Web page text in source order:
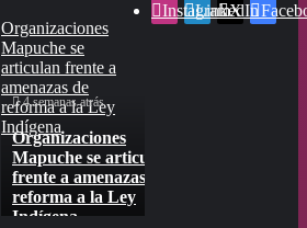
X
LinkedIn
Instagram
Organizaciones
Mapuche se
articulan frente a
amenazas de
reforma a la Ley
Indígena
4 semanas atrás
Organizaciones
Mapuche se articulan
frente a amenazas de
reforma a la Ley
Indígena
Defensores de